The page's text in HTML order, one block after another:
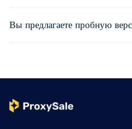
Вы предлагаете пробную